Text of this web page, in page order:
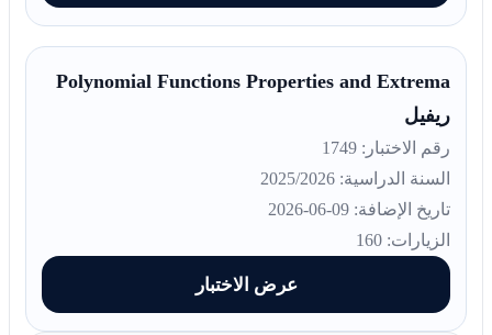
Polynomial Functions Properties and Extrema
ريفيل
رقم الاختبار: 1749
السنة الدراسية: 2025/2026
تاريخ الإضافة: 09-06-2026
الزيارات: 160
عرض الاختبار